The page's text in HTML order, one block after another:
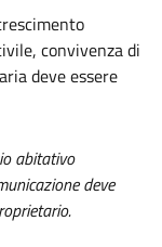
convivenza di
deve essere
abitativo
deve